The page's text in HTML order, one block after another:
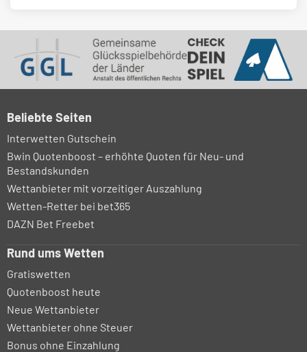
Beliebte Seiten
Interwetten Gutschein
Bwin Quotenboost – erhöhte Quoten für Neu- und
Bestandskunden
Wettanbieter mit vorzeitiger Auszahlung
Wetten-Retter bei bet365
DAZN Bet Freebet
Rund ums Wetten
Gratiswetten
Quotenboost heute
Neue Wettanbieter
Wettanbieter ohne Steuer
Bonus ohne Einzahlung